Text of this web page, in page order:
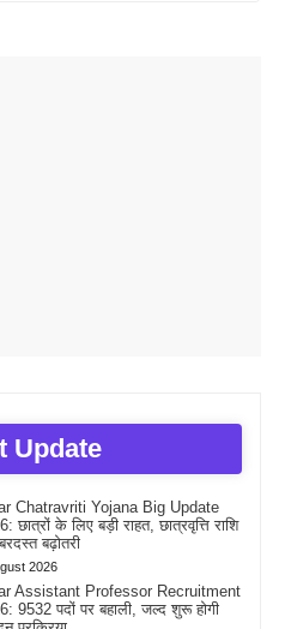
Update
Chatravriti Yojana Big Update
छात्रों के लिए बड़ी राहत, छात्रवृत्ति राशि
बढ़ोतरी
2026
Assistant Professor Recruitment
9532 पदों पर बहाली, जल्द शुरू होगी